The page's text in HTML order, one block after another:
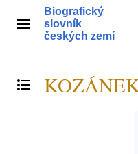
obsahHlavní menu
Biografický
slovník
českých zemí
Přepnout obsah